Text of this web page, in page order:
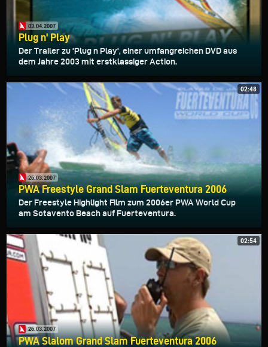
03.04.2007
Plug n' Play
Der Trailer zu 'Plug n Play', einer umfangreichen DVD aus
dem Jahre 2003 mit erstklassiger Action.
02:48
26.03.2007
PWA Freestyle Grand Slam Fuerteventura 2006
Der Freestyle Highlight Film zum 2006er PWA World Cup
am Sotavento Beach auf Fuerteventura.
02:54
26.03.2007
PWA Slalom Grand Slam Fuerteventura 2006